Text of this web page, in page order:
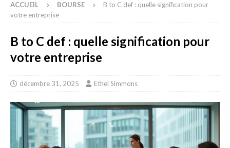
ACCUEIL BOURSE
B to C def : quelle signification pour
votre entreprise
B to C def : quelle signification pour
votre entreprise
décembre 31, 2025 Ethel Simmons